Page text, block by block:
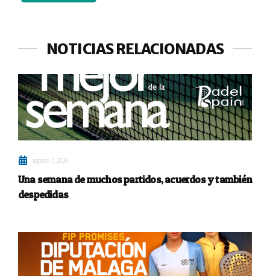
NOTICIAS RELACIONADAS
agosto 7, 2026
Una semana de muchos partidos, acuerdos y también
despedidas